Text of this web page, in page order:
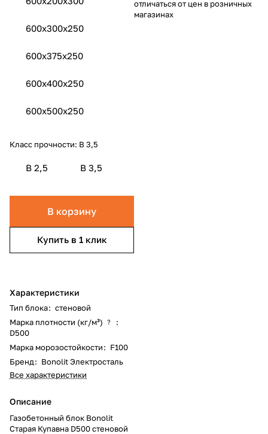
600x300x250
600x375x250
600x400x250
600x500x250
Класс прочности: B 3,5
B 2,5 B 3,5
В корзину
Купить в 1 клик
Характеристики
Тип блока: стеновой
Марка плотности (кг/м³)
?
:
D500
Марка морозостойкости: F100
Бренд: Bonolit Электросталь
Все характеристики
Описание
Газобетонный блок Bonolit
Старая Купавна D500 стеновой
отличаться от цен в розничных
магазинах